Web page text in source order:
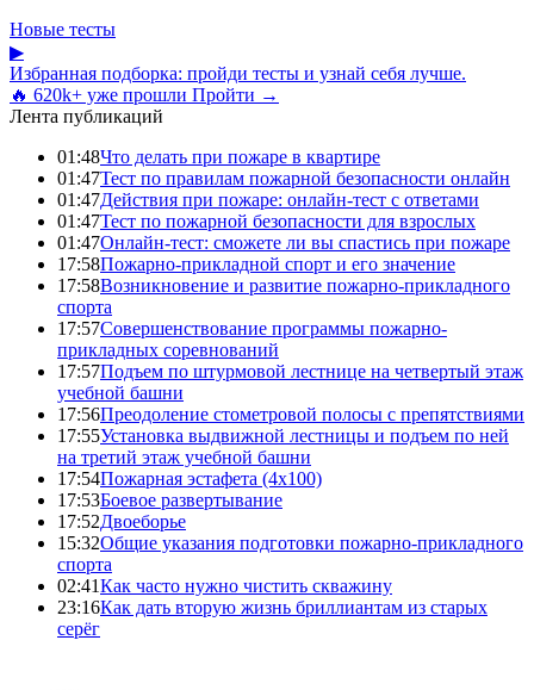
Новые тесты
▶
Избранная подборка: пройди тесты и узнай себя лучше.
🔥 620k+ уже прошли Пройти →
Лента публикаций
01:48Что делать при пожаре в квартире
01:47Тест по правилам пожарной безопасности онлайн
01:47Действия при пожаре: онлайн-тест с ответами
01:47Тест по пожарной безопасности для взрослых
01:47Онлайн-тест: сможете ли вы спастись при пожаре
17:58Пожарно-прикладной спорт и его значение
17:58Возникновение и развитие пожарно-прикладного
спорта
17:57Совершенствование программы пожарно-
прикладных соревнований
17:57Подъем по штурмовой лестнице на четвертый этаж
учебной башни
17:56Преодоление стометровой полосы с препятствиями
17:55Установка выдвижной лестницы и подъем по ней
на третий этаж учебной башни
17:54Пожарная эстафета (4x100)
17:53Боевое развертывание
17:52Двоеборье
15:32Общие указания подготовки пожарно-прикладного
спорта
02:41Как часто нужно чистить скважину
23:16Как дать вторую жизнь бриллиантам из старых
серёг